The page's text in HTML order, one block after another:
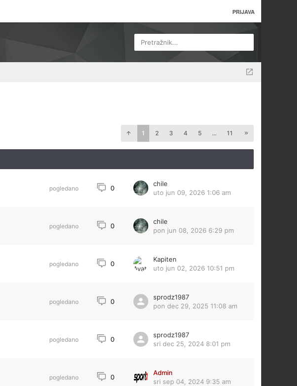
PRIJAVA
Pretražnik...
1 2 3 4 5 ... 11
pogledano 0
chile
uto jun 09, 2026 1:06 am
pogledano 0
chile
pon jun 08, 2026 6:29 pm
pogledano 0
Kapiten
uto jun 02, 2026 10:51 pm
pogledano 0
sprodz1987
pon dec 29, 2025 11:08 am
pogledano 0
sprodz1987
sri dec 25, 2024 8:01 pm
pogledano 0
Admin
sri sep 04, 2024 9:35 am